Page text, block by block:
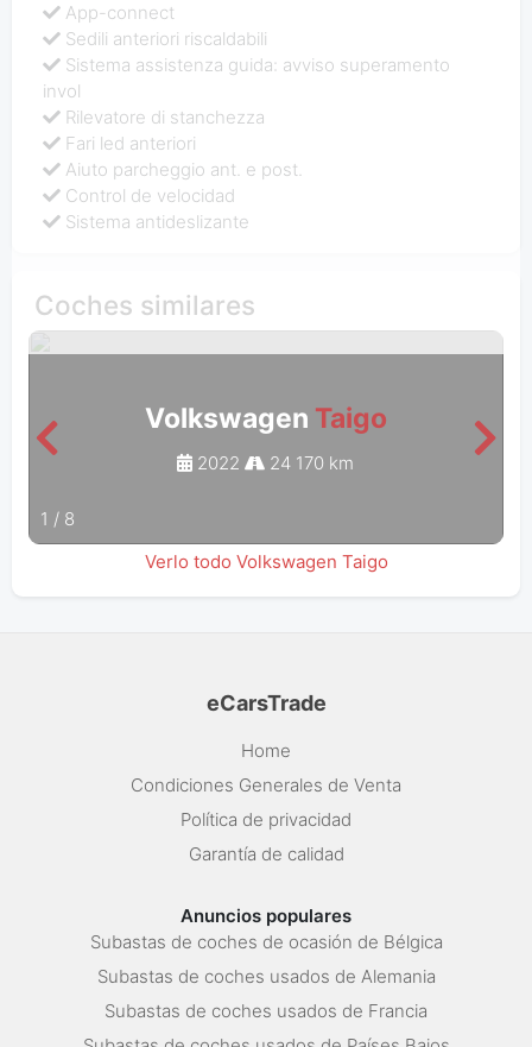
App-connect
Sedili anteriori riscaldabili
Sistema assistenza guida: avviso superamento
invol
Rilevatore di stanchezza
Fari led anteriori
Aiuto parcheggio ant. e post.
Control de velocidad
Sistema antideslizante
Coches similares
Volkswagen Taigo
2022 24 170 km
1 / 8
Verlo todo Volkswagen Taigo
eCarsTrade
Home
Condiciones Generales de Venta
Política de privacidad
Garantía de calidad
Anuncios populares
Subastas de coches de ocasión de Bélgica
Subastas de coches usados de Alemania
Subastas de coches usados de Francia